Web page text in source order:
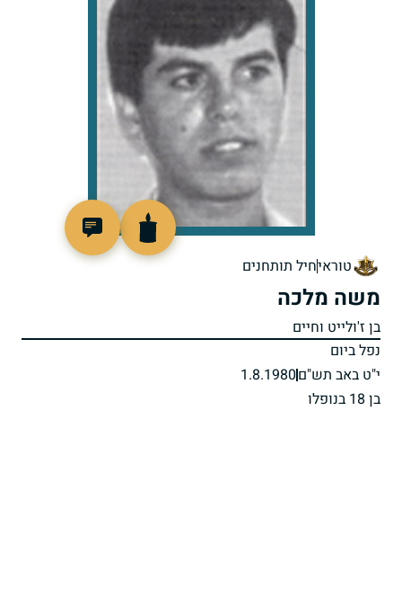
טוראיחיל תותחנים
משה מלכה
בן ז'ולייט וחיים
נפל ביום
י"ט באב תש"ם1.8.1980
בן 18 בנופלו